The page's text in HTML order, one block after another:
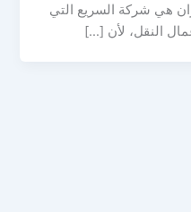
هي شركة السريع التي
النقل، لأن […]